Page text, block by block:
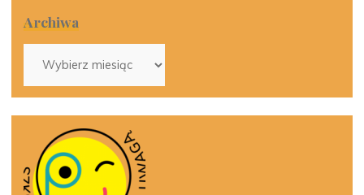
Archiwa